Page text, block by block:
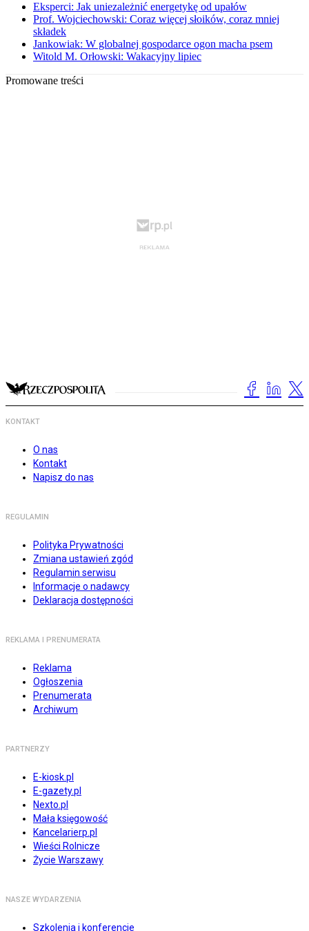
Eksperci: Jak uniezależnić energetykę od upałów
Prof. Wojciechowski: Coraz więcej słoików, coraz mniej
składek
Jankowiak: W globalnej gospodarce ogon macha psem
Witold M. Orłowski: Wakacyjny lipiec
Promowane treści
KONTAKT
O nas
Kontakt
Napisz do nas
REGULAMIN
Polityka Prywatności
Zmiana ustawień zgód
Regulamin serwisu
Informacje o nadawcy
Deklaracja dostępności
REKLAMA I PRENUMERATA
Reklama
Ogłoszenia
Prenumerata
Archiwum
PARTNERZY
E-kiosk.pl
E-gazety.pl
Nexto.pl
Mała księgowość
Kancelarierp.pl
Wieści Rolnicze
Życie Warszawy
NASZE WYDARZENIA
Szkolenia i konferencje